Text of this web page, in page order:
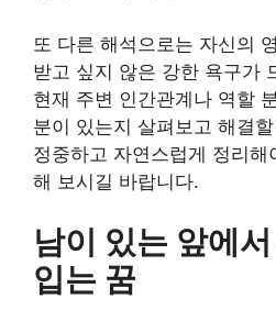
또 다른 해석으로는 자신의
받고 싶지 않은 강한 욕구가
현재 주변 인간관계나 역할
분이 있는지 살펴보고 해결
정중하고 자연스럽게 정리해
해 보시길 바랍니다.
남이 있는 앞에
입는 꿈